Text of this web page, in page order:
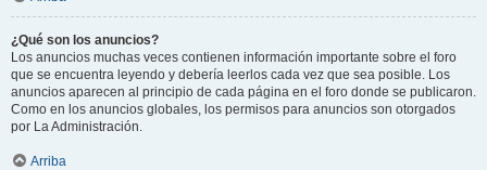
¿Qué son los anuncios?
Los anuncios muchas veces contienen información importante sobre el foro
que se encuentra leyendo y debería leerlos cada vez que sea posible. Los
anuncios aparecen al principio de cada página en el foro donde se publicaron.
Como en los anuncios globales, los permisos para anuncios son otorgados
por La Administración.
Arriba